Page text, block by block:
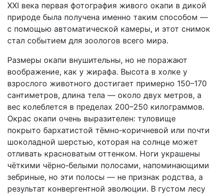
XXI века первая фотография живого окапи в дикой
природе была получена именно таким способом —
с помощью автоматической камеры, и этот снимок
стал событием для зоологов всего мира.
Размеры окапи внушительны, но не поражают
воображение, как у жирафа. Высота в холке у
взрослого животного достигает примерно 150–170
сантиметров, длина тела — около двух метров, а
вес колеблется в пределах 200–250 килограммов.
Окрас окапи очень выразителен: туловище
покрыто бархатистой тёмно‑коричневой или почти
шоколадной шерстью, которая на солнце может
отливать красноватым оттенком. Ноги украшены
чёткими чёрно‑белыми полосами, напоминающими
зебриные, но эти полосы — не признак родства, а
результат конвергентной эволюции. В густом лесу